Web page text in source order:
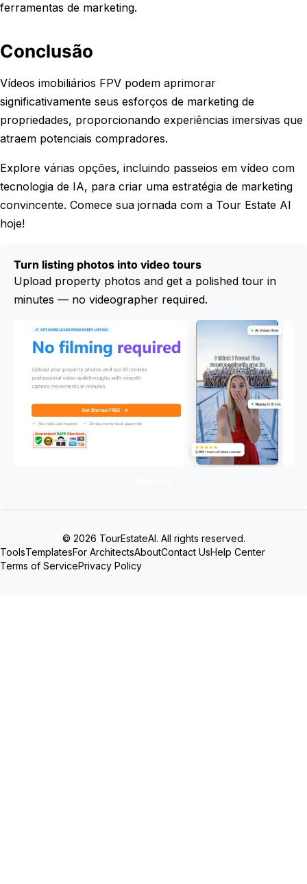
ferramentas de marketing.
Conclusão
Vídeos imobiliários FPV podem aprimorar
significativamente seus esforços de marketing de
propriedades, proporcionando experiências imersivas que
atraem potenciais compradores.
Explore várias opções, incluindo passeios em vídeo com
tecnologia de IA, para criar uma estratégia de marketing
convincente. Comece sua jornada com a Tour Estate AI
hoje!
Turn listing photos into video tours
Upload property photos and get a polished tour in
minutes — no videographer required.
© 2026 TourEstateAI. All rights reserved.
ToolsTemplatesFor ArchitectsAboutContact UsHelp Center
Terms of ServicePrivacy Policy